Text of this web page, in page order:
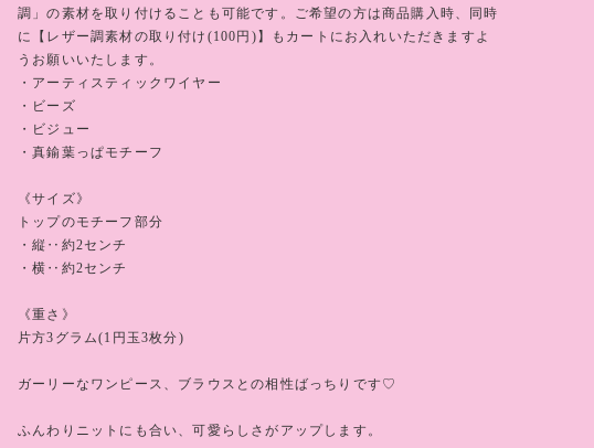
調」の素材を取り付けることも可能です。ご希望の方は商品購入時、同時
に【レザー調素材の取り付け(100円)】もカートにお入れいただきますよ
うお願いいたします。
・アーティスティックワイヤー
・ビーズ
・ビジュー
・真鍮葉っぱモチーフ
《サイズ》
トップのモチーフ部分
・縦‥約2センチ
・横‥約2センチ
《重さ》
片方3グラム(1円玉3枚分)
ガーリーなワンピース、ブラウスとの相性ばっちりです♡
ふんわりニットにも合い、可愛らしさがアップします。